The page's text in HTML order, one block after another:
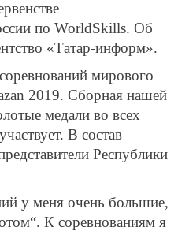
по WorldSkills. Об
«Татар-информ».
мирового
2019. Сборная нашей
медали во всех
В состав
Республики
у меня очень большие,
К соревнованиям я